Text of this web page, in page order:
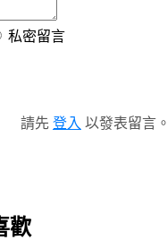
私密留言
請先 登入 以發表留言。
歡